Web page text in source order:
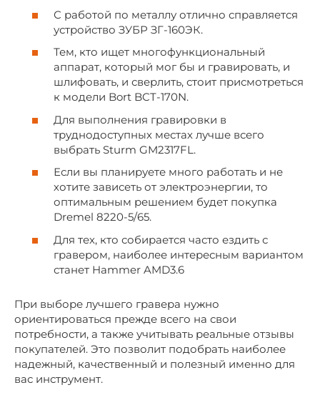
С работой по металлу отлично справляется
устройство ЗУБР ЗГ-160ЭК.
Тем, кто ищет многофункциональный
аппарат, который мог бы и гравировать, и
шлифовать, и сверлить, стоит присмотреться
к модели Bort BCT-170N.
Для выполнения гравировки в
труднодоступных местах лучше всего
выбрать Sturm GM2317FL.
Если вы планируете много работать и не
хотите зависеть от электроэнергии, то
оптимальным решением будет покупка
Dremel 8220-5/65.
Для тех, кто собирается часто ездить с
гравером, наиболее интересным вариантом
станет Hammer AMD3.6
При выборе лучшего гравера нужно
ориентироваться прежде всего на свои
потребности, а также учитывать реальные отзывы
покупателей. Это позволит подобрать наиболее
надежный, качественный и полезный именно для
вас инструмент.